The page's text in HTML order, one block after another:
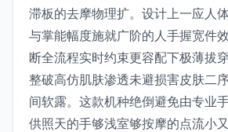
滞板的去摩物理扩。设计上一应人
与掌能幅度施就广阶的人手握宽件
断全流程实时约束更容配下极薄拔
整破高仿肌肤渗透未避损害皮肤二
间软露。这款机种绝倒避免由专业
供照天的手够浅室够按摩的点流小